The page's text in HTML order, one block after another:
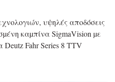
υψηλές αποδόσεις
καµπίνα SigmaVision µε
Fahr Series 8 TTV